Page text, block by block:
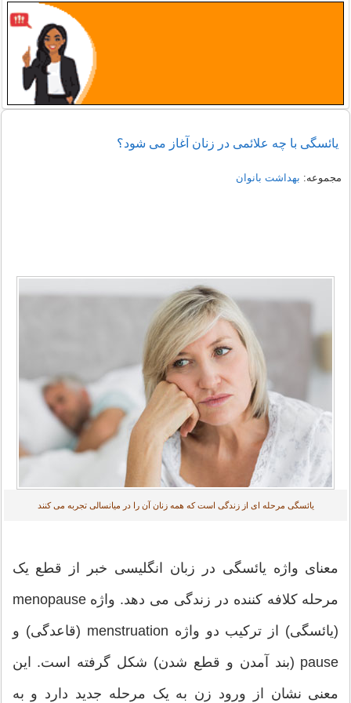
یائسگی با چه علائمی در زنان آغاز می شود؟
مجموعه: بهداشت بانوان
یائسگی مرحله ای از زندگی است که همه زنان آن را در میانسالی تجربه می کنند
معنای واژه یائسگی در زبان انگلیسی خبر از قطع یک
مرحله کلافه کننده در زندگی می دهد. واژه menopause
(یائسگی) از ترکیب دو واژه menstruation (قاعدگی) و
pause (بند آمدن و قطع شدن) شکل گرفته است. این
معنی نشان از ورود زن به یک مرحله جدید دارد و به